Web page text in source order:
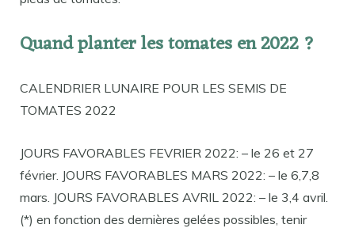
Quand planter les tomates en 2022 ?
CALENDRIER LUNAIRE POUR LES SEMIS DE
TOMATES 2022
JOURS FAVORABLES FEVRIER 2022: – le 26 et 27
février. JOURS FAVORABLES MARS 2022: – le 6,7,8
mars. JOURS FAVORABLES AVRIL 2022: – le 3,4 avril.
(*) en fonction des dernières gelées possibles, tenir